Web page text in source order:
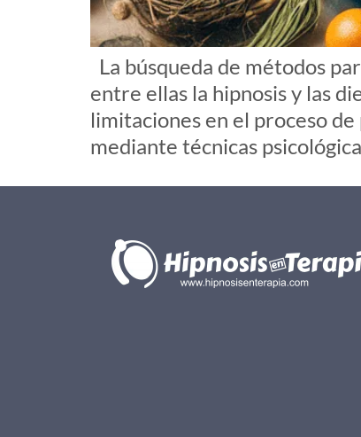
La búsqueda de métodos
entre ellas la hipnosis y las
limitaciones en el proceso
mediante técnicas